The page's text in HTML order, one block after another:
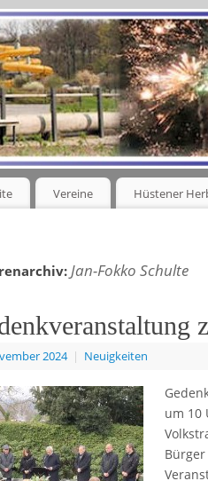
Vereine Hüstener
Jan-Fokko Schulte
2024 | Neuigkeiten
um 10